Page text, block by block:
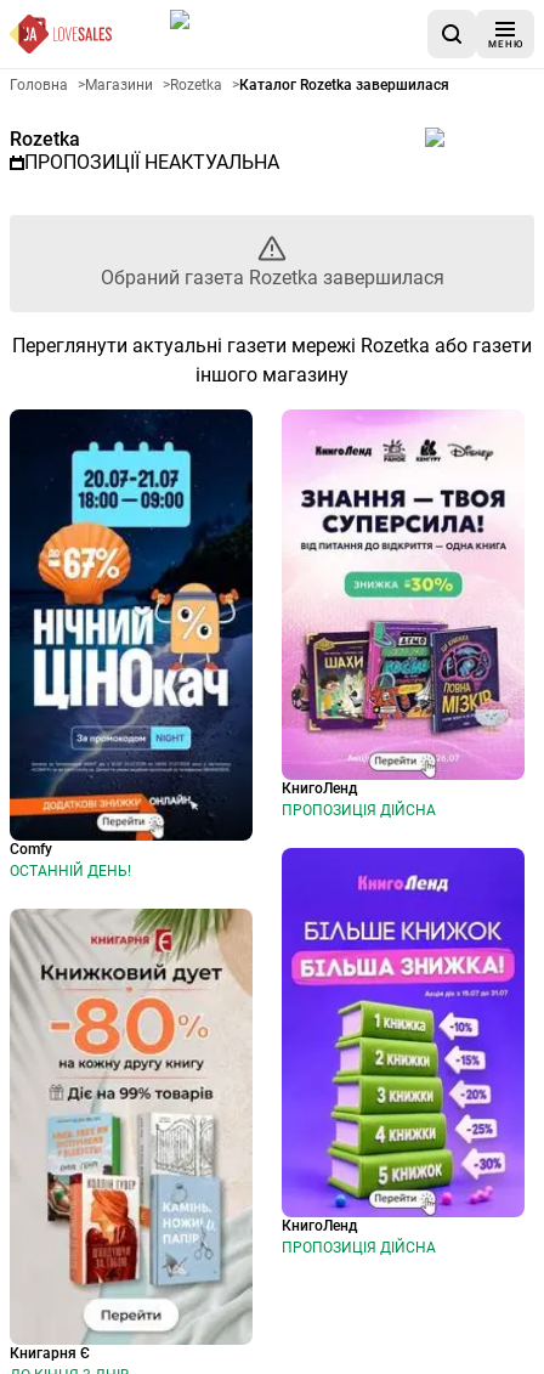
МЕНЮ
Рекламна газета Rozetka -
Головна >Магазини >Rozetka >Каталог Rozetka завершилася
Rozetka
ПРОПОЗИЦІЇ НЕАКТУАЛЬНА
Обраний газета Rozetka завершилася
Переглянути актуальні газети мережі Rozetka або газети
іншого магазину
Comfy
ОСТАННІЙ ДЕНЬ!
Книгарня Є
КнигоЛенд
ПРОПОЗИЦІЯ ДІЙСНА
КнигоЛенд
ПРОПОЗИЦІЯ ДІЙСНА